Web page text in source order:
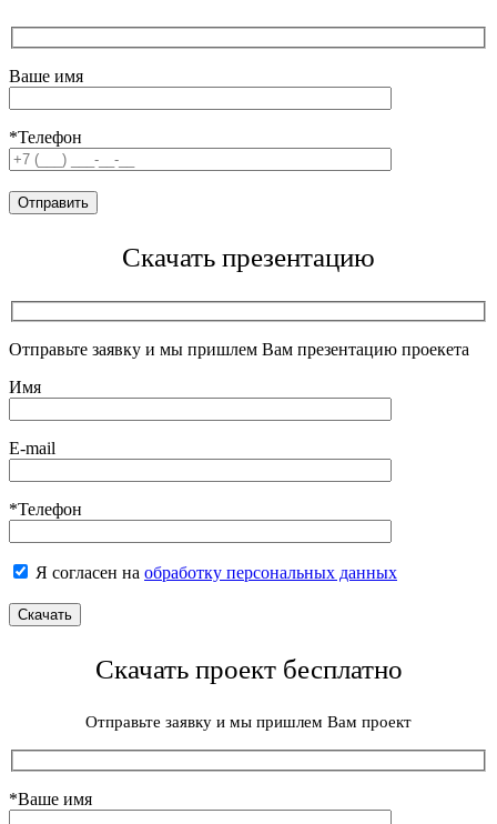
Ваше имя
*Телефон
Скачать презентацию
Отправьте заявку и мы пришлем Вам презентацию проекета
Имя
E-mail
*Телефон
Я согласен на обработку персональных данных
Скачать проект бесплатно
Отправьте заявку и мы пришлем Вам проект
*Ваше имя